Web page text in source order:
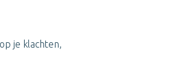
je klachten,